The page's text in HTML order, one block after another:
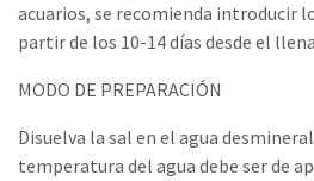
acuarios, se recomienda introducir
partir de los 10-14 días desde el
MODO DE PREPARACIÓN
Disuelva la sal en el agua
temperatura del agua debe ser de